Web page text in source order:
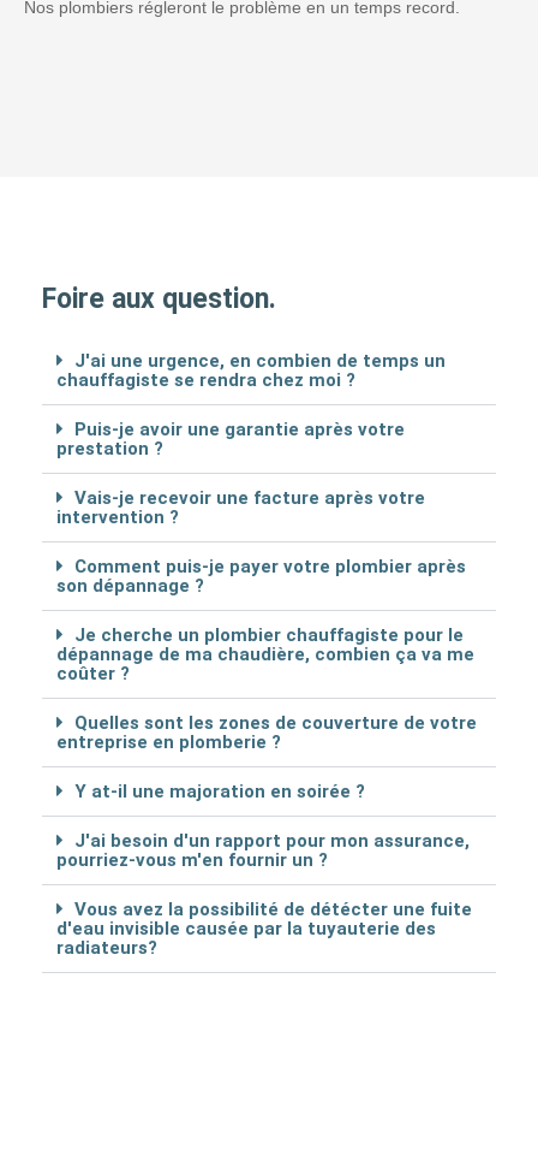
Nos plombiers régleront le problème en un temps record.
Foire aux question.
J'ai une urgence, en combien de temps un
chauffagiste se rendra chez moi ?
Puis-je avoir une garantie après votre
prestation ?
Vais-je recevoir une facture après votre
intervention ?
Comment puis-je payer votre plombier après
son dépannage ?
Je cherche un plombier chauffagiste pour le
dépannage de ma chaudière, combien ça va me
coûter ?
Quelles sont les zones de couverture de votre
entreprise en plomberie ?
Y at-il une majoration en soirée ?
J'ai besoin d'un rapport pour mon assurance,
pourriez-vous m'en fournir un ?
Vous avez la possibilité de détécter une fuite
d'eau invisible causée par la tuyauterie des
radiateurs?